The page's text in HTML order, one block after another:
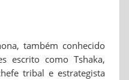
também conhecido
escrito como Tshaka,
tribal e estrategista